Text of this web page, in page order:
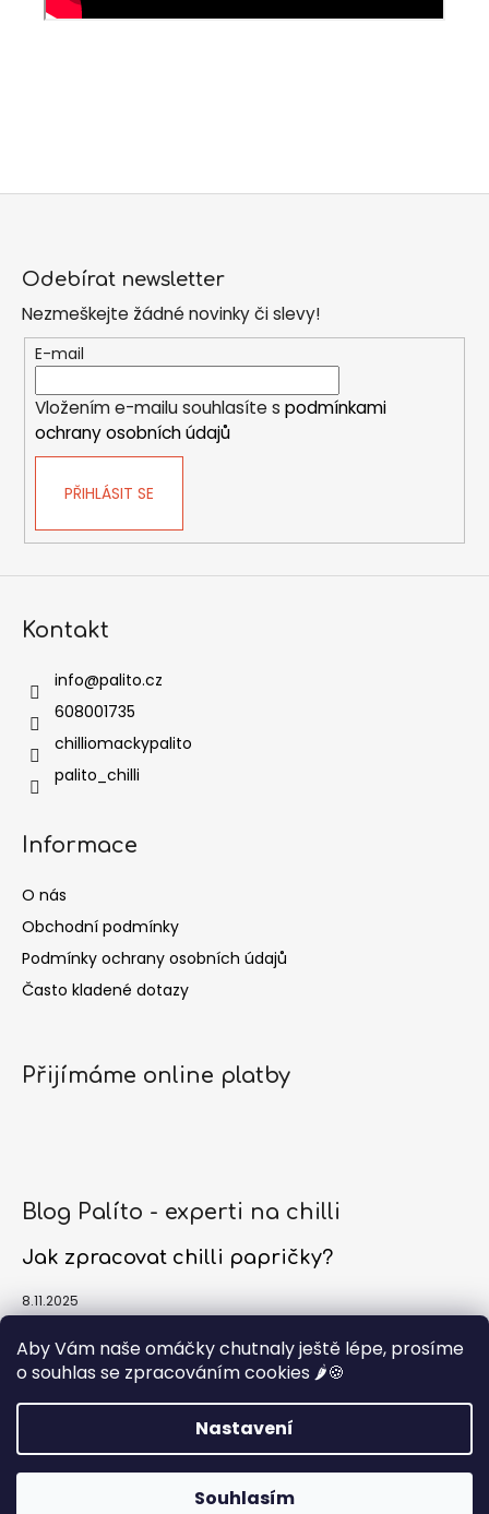
Aby Vám naše omáčky chutnaly ještě lépe, prosíme
o souhlas se zpracováním cookies 🌶️🍪
Nastavení
Souhlasím
Odebírat newsletter
Nezmeškejte žádné novinky či slevy!
E-mail
Vložením e-mailu souhlasíte s podmínkami
ochrany osobních údajů
PŘIHLÁSIT SE
Kontakt
info@palito.cz
608001735
chilliomackypalito
palito_chilli
Informace
O nás
Obchodní podmínky
Podmínky ochrany osobních údajů
Často kladené dotazy
Přijímáme online platby
Blog Palíto - experti na chilli
Jak zpracovat chilli papričky?
8.11.2025
1.10.2025
Vytvořil Shoptet
Copyright 2026Palíto.cz - chilli expert. Všechna práva
Upravit nastavení cookies